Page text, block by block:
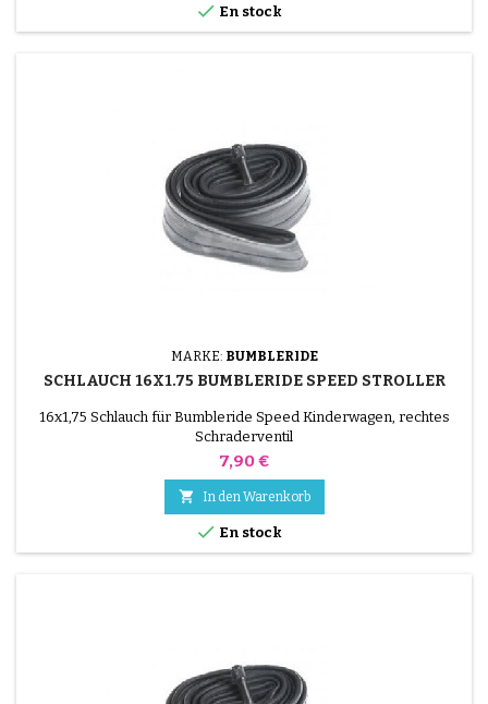
 En stock
MARKE: BUMBLERIDE
SCHLAUCH 16X1.75 BUMBLERIDE SPEED STROLLER
16x1,75 Schlauch für Bumbleride Speed Kinderwagen, rechtes
Schraderventil
Preis
7,90 €
 In den Warenkorb
 En stock